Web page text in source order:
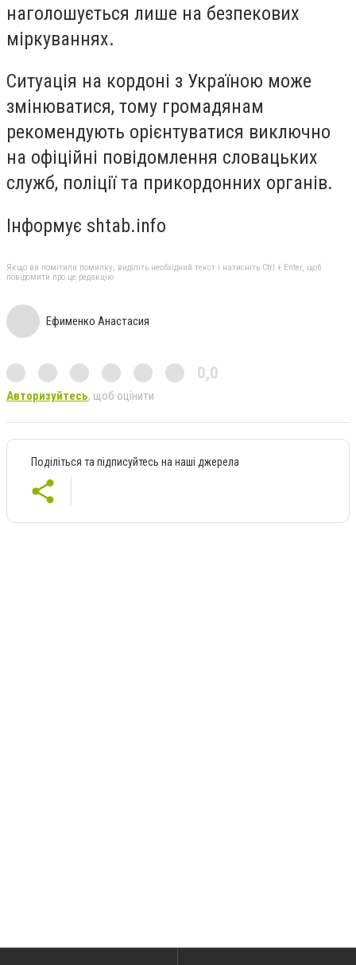
наголошується лише на безпекових
міркуваннях.
Ситуація на кордоні з Україною може
змінюватися, тому громадянам
рекомендують орієнтуватися виключно
на офіційні повідомлення словацьких
служб, поліції та прикордонних органів.
Інформує shtab.info
Якщо ви помітили помилку, виділіть необхідний текст і натисніть Ctrl + Enter, щоб
повідомити про це редакцію
Ефименко Анастасия
0,0
Авторизуйтесь, щоб оцінити
Поділіться та підписуйтесь на наші джерела